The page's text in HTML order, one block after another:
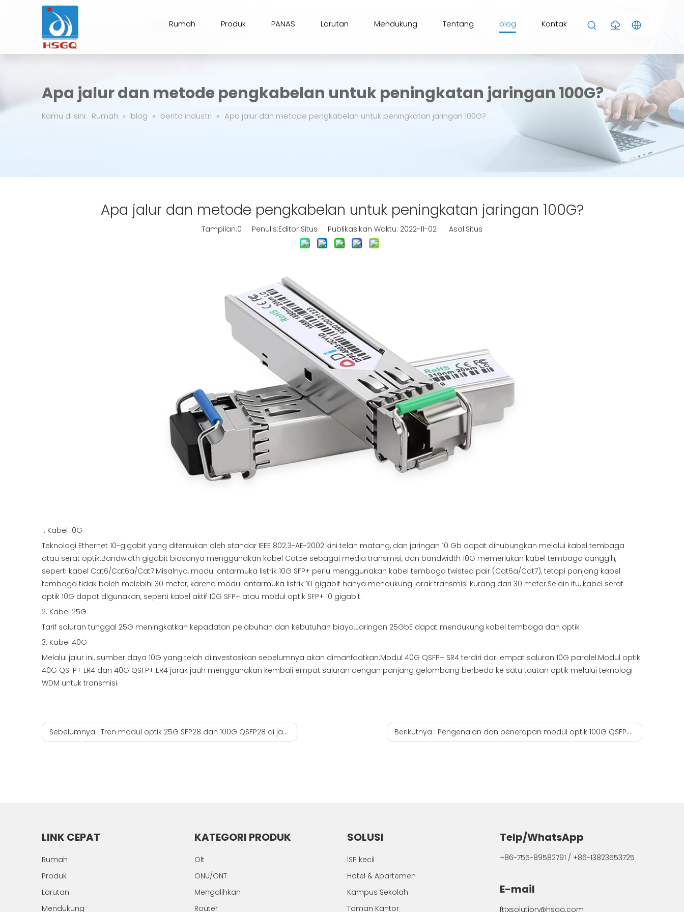
Rumah Produk PANAS Larutan Mendukung Tentang blog Kontak
Apa jalur dan metode pengkabelan untuk peningkatan jaringan 100G?
Kamu di sini: Rumah » blog » berita industri » Apa jalur dan metode pengkabelan untuk peningkatan jaringan 100G?
Apa jalur dan metode pengkabelan untuk peningkatan jaringan 100G?
Tampilan:0 Penulis:Editor Situs Publikasikan Waktu: 2022-11-02 Asal:Situs
1. Kabel 10G
Teknologi Ethernet 10-gigabit yang ditentukan oleh standar IEEE 802.3-AE-2002 kini telah matang, dan jaringan 10 Gb dapat dihubungkan melalui kabel tembaga
atau serat optik.Bandwidth gigabit biasanya menggunakan kabel Cat5e sebagai media transmisi, dan bandwidth 10G memerlukan kabel tembaga canggih,
seperti kabel Cat6/Cat6a/Cat7.Misalnya, modul antarmuka listrik 10G SFP+ perlu menggunakan kabel tembaga twisted pair (Cat6a/Cat7), tetapi panjang kabel
tembaga tidak boleh melebihi 30 meter, karena modul antarmuka listrik 10 gigabit hanya mendukung jarak transmisi kurang dari 30 meter.Selain itu, kabel serat
optik 10G dapat digunakan, seperti kabel aktif 10G SFP+ atau modul optik SFP+ 10 gigabit.
2. Kabel 25G
Tarif saluran tunggal 25G meningkatkan kepadatan pelabuhan dan kebutuhan biaya.Jaringan 25GbE dapat mendukung kabel tembaga dan optik
3. Kabel 40G
Melalui jalur ini, sumber daya 10G yang telah diinvestasikan sebelumnya akan dimanfaatkan.Modul 40G QSFP+ SR4 terdiri dari empat saluran 10G paralel.Modul optik
40G QSFP+ LR4 dan 40G QSFP+ ER4 jarak jauh menggunakan kembali empat saluran dengan panjang gelombang berbeda ke satu tautan optik melalui teknologi
WDM untuk transmisi.
Sebelumnya : Tren modul optik 25G SFP28 dan 100G QSFP28 di jaringan 5G Berikutnya : Pengenalan dan penerapan modul optik 100G QSFP28 LR4 kecepatan ganda
LINK CEPAT
Rumah
Produk
Larutan
Mendukung
KATEGORI PRODUK
Olt
ONU/ONT
Mengalihkan
Router
SOLUSI
lSP kecil
Hotel & Apartemen
Kampus Sekolah
Taman Kantor
Telp/WhatsApp
+86-755-89582791 / +86-13823553725
E-mail
fttxsolution@hsgq.com